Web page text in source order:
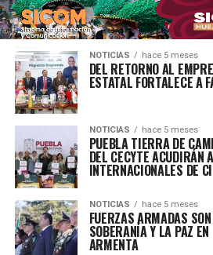
NOTICIAS hace 5 meses
DEL RETORNO AL
ESTATAL FORTALECE A
NOTICIAS hace 5 meses
PUEBLA TIERRA DE
DEL CECYTE ACUDIRÁN
INTERNACIONALES DE
NOTICIAS hace 5 meses
FUERZAS ARMADAS
SOBERANÍA Y LA PAZ
ARMENTA